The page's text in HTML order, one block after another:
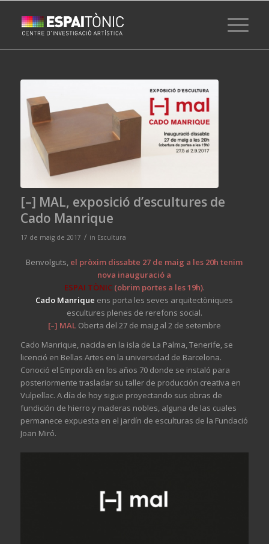
[–] MAL, exposició d’escultures de
Cado Manrique
17 de maig de 2017 / in Escultura
Benvolguts, el pròxim dissabte 27 de maig a les 20h tenim
nova inauguració a
ESPAI TÒNIC (obrim portes a les 19h).
Cado Manrique ens porta les seves arquitectòniques
escultures plenes de rerefons social.
[–] MAL Oberta del 27 de maig al 2 de setembre
Cado Manrique, nacida en la isla de La Palma, Tenerife, se
licenció en Bellas Artes en la universidad de Barcelona.
Conoció el Empordà en los años 70 donde se instaló para
posteriormente trasladar su taller de producción creativa en
Vulpellac. A día de hoy sigue proyectando sus obras de
fundición de hierro y maderas nobles, alguna de las cuales
permanece expuesta en el jardín de esculturas de la Fundació
Joan Miró.